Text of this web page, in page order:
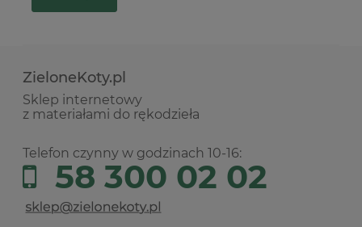
ZieloneKoty.pl
Sklep internetowy
z materiałami do rękodzieła
Telefon czynny w godzinach 10-16:
58 300 02 02